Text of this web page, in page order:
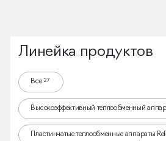
Линейка продуктов
Все 27
Высокоэффективный теплообменный
Пластинчатые теплообменные аппараты